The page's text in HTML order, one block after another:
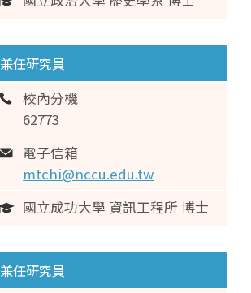
兼任研究員
校內分機
62773
電子信箱
mtchi@nccu.edu.tw
國立成功大學 資訊工程所 博士
兼任研究員